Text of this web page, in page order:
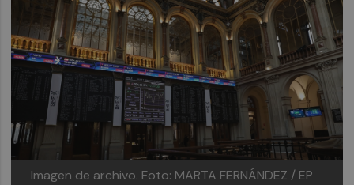
Imagen de archivo. Foto: MARTA FERNÁNDEZ / EP